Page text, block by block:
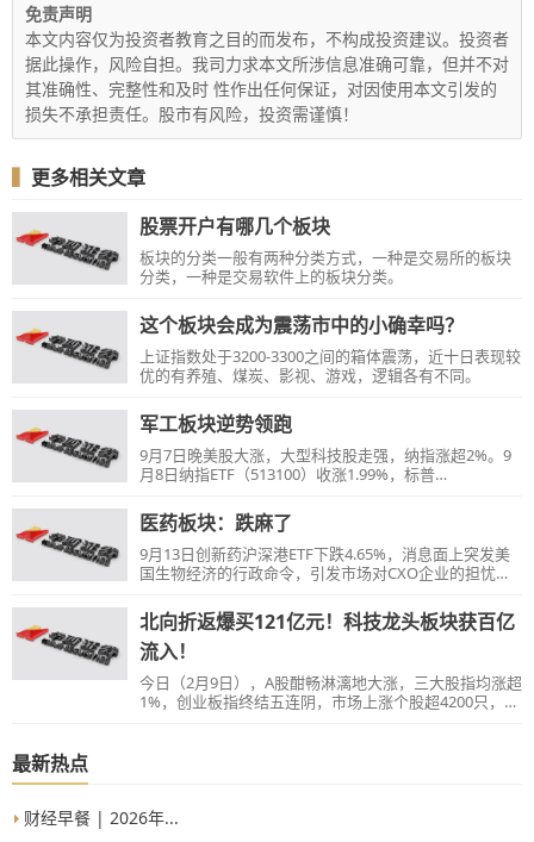
免责声明
本文内容仅为投资者教育之目的而发布，不构成投资建议。投资者
据此操作，风险自担。我司力求本文所涉信息准确可靠，但并不对
其准确性、完整性和及时 性作出任何保证，对因使用本文引发的
损失不承担责任。股市有风险，投资需谨慎！
▍ 更多相关文章
股票开户有哪几个板块
板块的分类一般有两种分类方式，一种是交易所的板块
分类，一种是交易软件上的板块分类。
这个板块会成为震荡市中的小确幸吗？
上证指数处于3200-3300之间的箱体震荡，近十日表现较
优的有养殖、煤炭、影视、游戏，逻辑各有不同。
军工板块逆势领跑
9月7日晚美股大涨，大型科技股走强，纳指涨超2%。9
月8日纳指ETF（513100）收涨1.99%，标普
医药板块：跌麻了
9月13日创新药沪深港ETF下跌4.65%，消息面上突发美
国生物经济的行政命令，引发市场对CXO企业的担忧，
司。
北向折返爆买121亿元！科技龙头板块获百亿
流入！
今日（2月9日），A股酣畅淋漓地大涨，三大股指均涨超
1%，创业板指终结五连阴，市场上涨个股超4200只，量
最新热点
财经早餐 | 2026年...